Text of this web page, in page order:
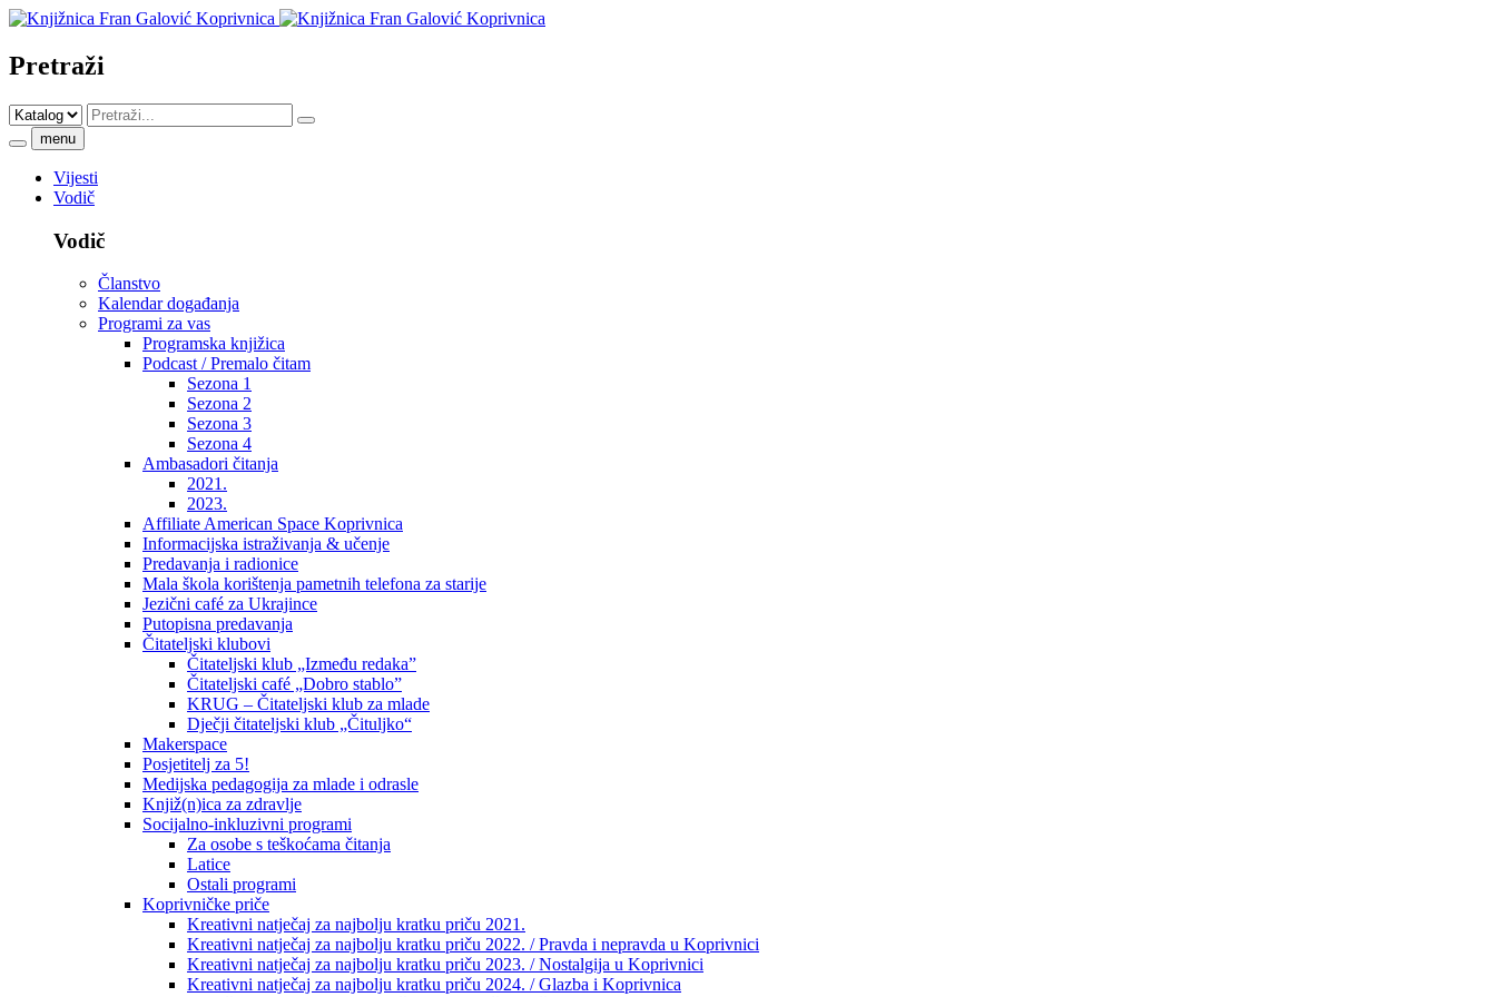
Pretraži
menu
Vijesti
Vodič
Vodič
Članstvo
Kalendar događanja
Programi za vas
Programska knjižica
Podcast / Premalo čitam
Sezona 1
Sezona 2
Sezona 3
Sezona 4
Ambasadori čitanja
2021.
2023.
Affiliate American Space Koprivnica
Informacijska istraživanja & učenje
Predavanja i radionice
Mala škola korištenja pametnih telefona za starije
Jezični café za Ukrajince
Putopisna predavanja
Čitateljski klubovi
Čitateljski klub „Između redaka”
Čitateljski café „Dobro stablo”
KRUG – Čitateljski klub za mlade
Dječji čitateljski klub „Čituljko“
Makerspace
Posjetitelj za 5!
Medijska pedagogija za mlade i odrasle
Knjiž(n)ica za zdravlje
Socijalno-inkluzivni programi
Za osobe s teškoćama čitanja
Latice
Ostali programi
Koprivničke priče
Kreativni natječaj za najbolju kratku priču 2021.
Kreativni natječaj za najbolju kratku priču 2022. / Pravda i nepravda u Koprivnici
Kreativni natječaj za najbolju kratku priču 2023. / Nostalgija u Koprivnici
Kreativni natječaj za najbolju kratku priču 2024. / Glazba i Koprivnica